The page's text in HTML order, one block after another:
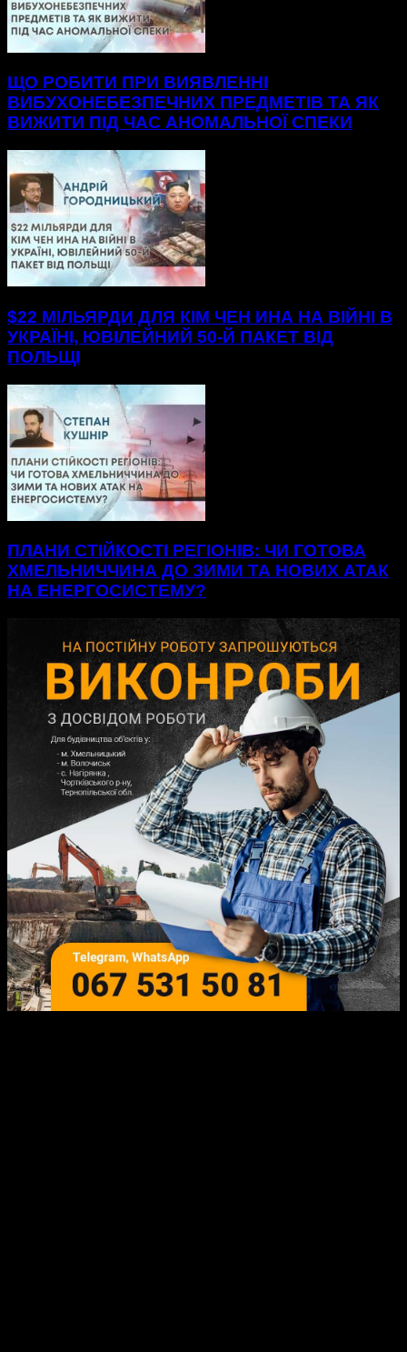
ЩО РОБИТИ ПРИ ВИЯВЛЕННІ
ВИБУХОНЕБЕЗПЕЧНИХ ПРЕДМЕТІВ ТА ЯК
ВИЖИТИ ПІД ЧАС АНОМАЛЬНОЇ СПЕКИ
$22 МІЛЬЯРДИ ДЛЯ КІМ ЧЕН ИНА НА ВІЙНІ В
УКРАЇНІ, ЮВІЛЕЙНИЙ 50-Й ПАКЕТ ВІД
ПОЛЬЩІ
ПЛАНИ СТІЙКОСТІ РЕГІОНІВ: ЧИ ГОТОВА
ХМЕЛЬНИЧЧИНА ДО ЗИМИ ТА НОВИХ АТАК
НА ЕНЕРГОСИСТЕМУ?